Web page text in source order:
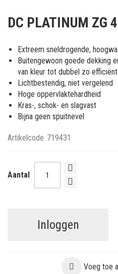
het
van
de
afbeeldingen-
gallerij
DC PLATINUM ZG
Extreem sneldrogende,
Buitengewoon goede dekking
van kleur tot dubbel zo
Lichtbestendig, niet vergelend
Hoge oppervlaktehardheid
Kras-, schok- en slagvast
Bijna geen spuitnevel
Artikelcode 719431
Aantal
Inloggen
Voeg toe